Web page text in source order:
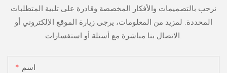
نرحب بالتصميمات والأفكار المخصصة وقادرة على تلبية المتطلبات
المحددة. لمزيد من المعلومات، يرجى زيارة الموقع الإلكتروني أو
اسم